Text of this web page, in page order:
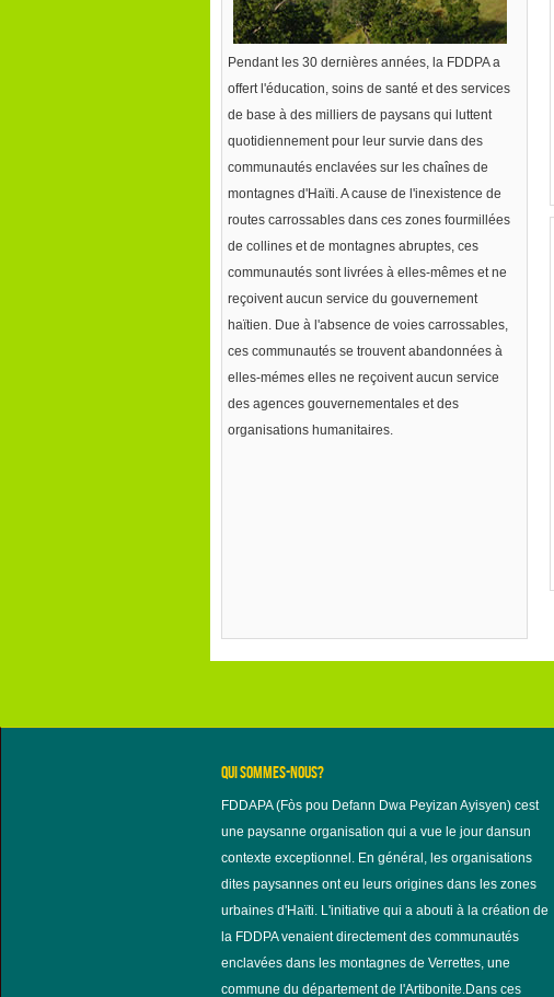
Pendant les 30 dernières années, la FDDPA a
offert l'éducation, soins de santé et des services
de base à des milliers de paysans qui luttent
quotidiennement pour leur survie dans des
communautés enclavées sur les chaînes de
montagnes d'Haïti. A cause de l'inexistence de
routes carrossables dans ces zones fourmillées
de collines et de montagnes abruptes, ces
communautés sont livrées à elles-mêmes et ne
reçoivent aucun service du gouvernement
haïtien. Due à l'absence de voies carrossables,
ces communautés se trouvent abandonnées à
elles-mémes elles ne reçoivent aucun service
des agences gouvernementales et des
organisations humanitaires.
QUI SOMMES-NOUS?
FDDAPA (Fòs pou Defann Dwa Peyizan Ayisyen) cest
une paysanne organisation qui a vue le jour dansun
contexte exceptionnel. En général, les organisations
dites paysannes ont eu leurs origines dans les zones
urbaines d'Haïti. L'initiative qui a abouti à la création de
la FDDPA venaient directement des communautés
enclavées dans les montagnes de Verrettes, une
commune du département de l'Artibonite.Dans ces